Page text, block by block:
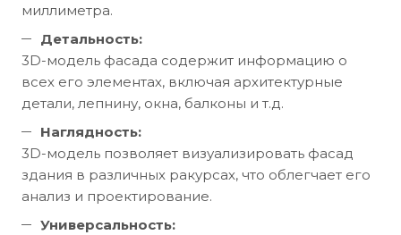
миллиметра.
Детальность:
3D-модель фасада содержит информацию о
всех его элементах, включая архитектурные
детали, лепнину, окна, балконы и т.д.
Наглядность:
3D-модель позволяет визуализировать фасад
здания в различных ракурсах, что облегчает его
анализ и проектирование.
Универсальность: